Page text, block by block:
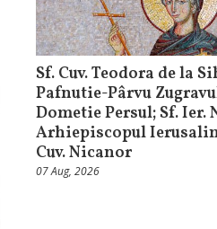
Sf. Cuv. Teodora de la
Pafnutie-Pârvu
Dometie Persul; Sf. Ier.
Arhiepiscopul
Cuv. Nicanor
07 Aug, 2026